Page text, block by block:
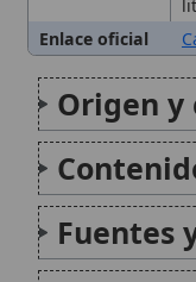
Ediciones
Citas y
Modificado el 19 de enero
Citar este artículo